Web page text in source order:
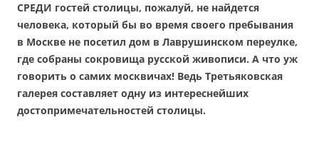
СРЕДИ гостей столицы, пожалуй, не найдется
человека, который бы во время своего пребывания
в Москве не посетил дом в Лаврушинском переулке,
где собраны сокровища русской живописи. А что уж
говорить о самих москвичах! Ведь Третьяковская
галерея составляет одну из интереснейших
достопримечательностей столицы.